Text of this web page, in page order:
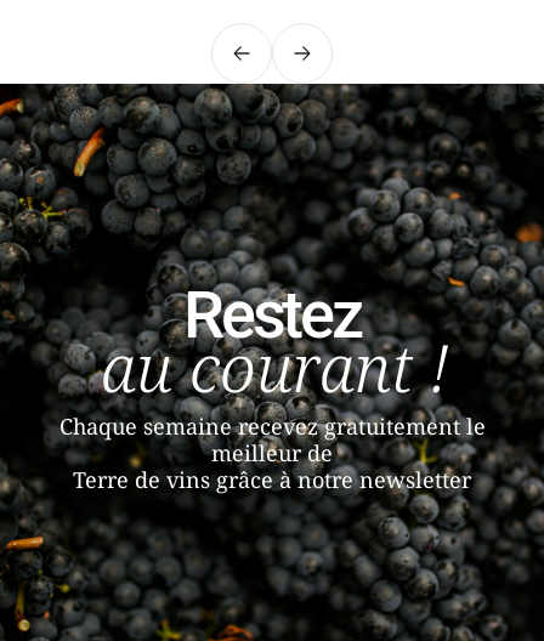
PrécédentSuivant
Restez
au courant !
Chaque semaine recevez gratuitement le
meilleur de
Terre de vins grâce à notre newsletter